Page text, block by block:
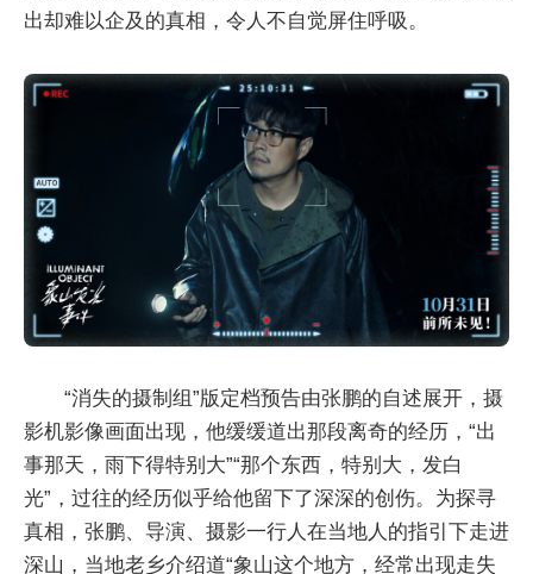
出却难以企及的真相，令人不自觉屏住呼吸。
“消失的摄制组”版定档预告由张鹏的自述展开，摄
影机影像画面出现，他缓缓道出那段离奇的经历，“出
事那天，雨下得特别大”“那个东西，特别大，发白
光”，过往的经历似乎给他留下了深深的创伤。为探寻
真相，张鹏、导演、摄影一行人在当地人的指引下走进
深山，当地老乡介绍道“象山这个地方，经常出现走失